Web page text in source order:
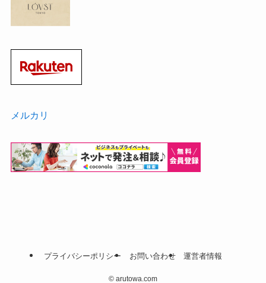
メルカリ
プライバシーポリシー お問い合わせ 運営者情報
© arutowa.com